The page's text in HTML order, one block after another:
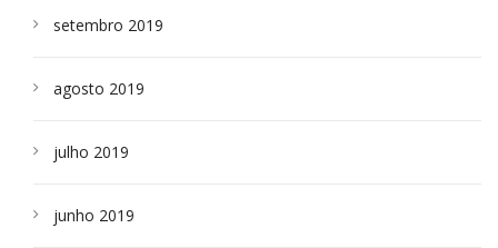
setembro 2019
agosto 2019
julho 2019
junho 2019